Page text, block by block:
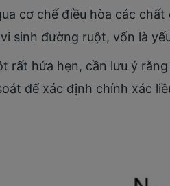
cơ chế điều hòa các
sinh đường ruột, vốn là
rất hứa hẹn, cần lưu ý
để xác định chính xác